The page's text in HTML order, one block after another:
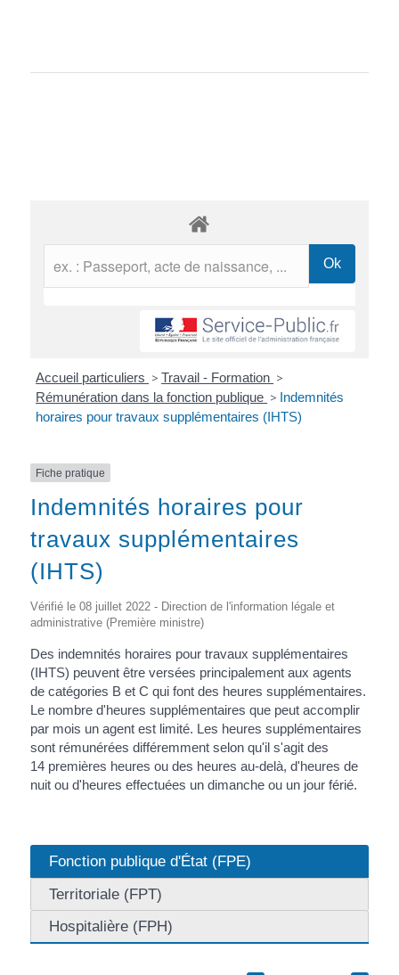
Accueil particuliers > Travail - Formation >
Rémunération dans la fonction publique > Indemnités
horaires pour travaux supplémentaires (IHTS)
Fiche pratique
Indemnités horaires pour
travaux supplémentaires
(IHTS)
Vérifié le 08 juillet 2022 - Direction de l'information légale et
administrative (Première ministre)
Des indemnités horaires pour travaux supplémentaires
(IHTS) peuvent être versées principalement aux agents
de catégories B et C qui font des heures supplémentaires.
Le nombre d'heures supplémentaires que peut accomplir
par mois un agent est limité. Les heures supplémentaires
sont rémunérées différemment selon qu'il s'agit des
14 premières heures ou des heures au-delà, d'heures de
nuit ou d'heures effectuées un dimanche ou un jour férié.
Fonction publique d'État (FPE)
Territoriale (FPT)
Hospitalière (FPH)